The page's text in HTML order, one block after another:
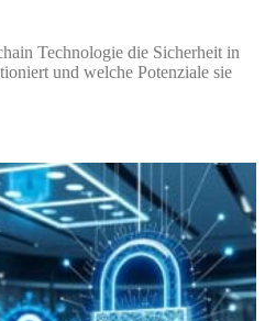
Technologie die Sicherheit in
und welche Potenziale sie